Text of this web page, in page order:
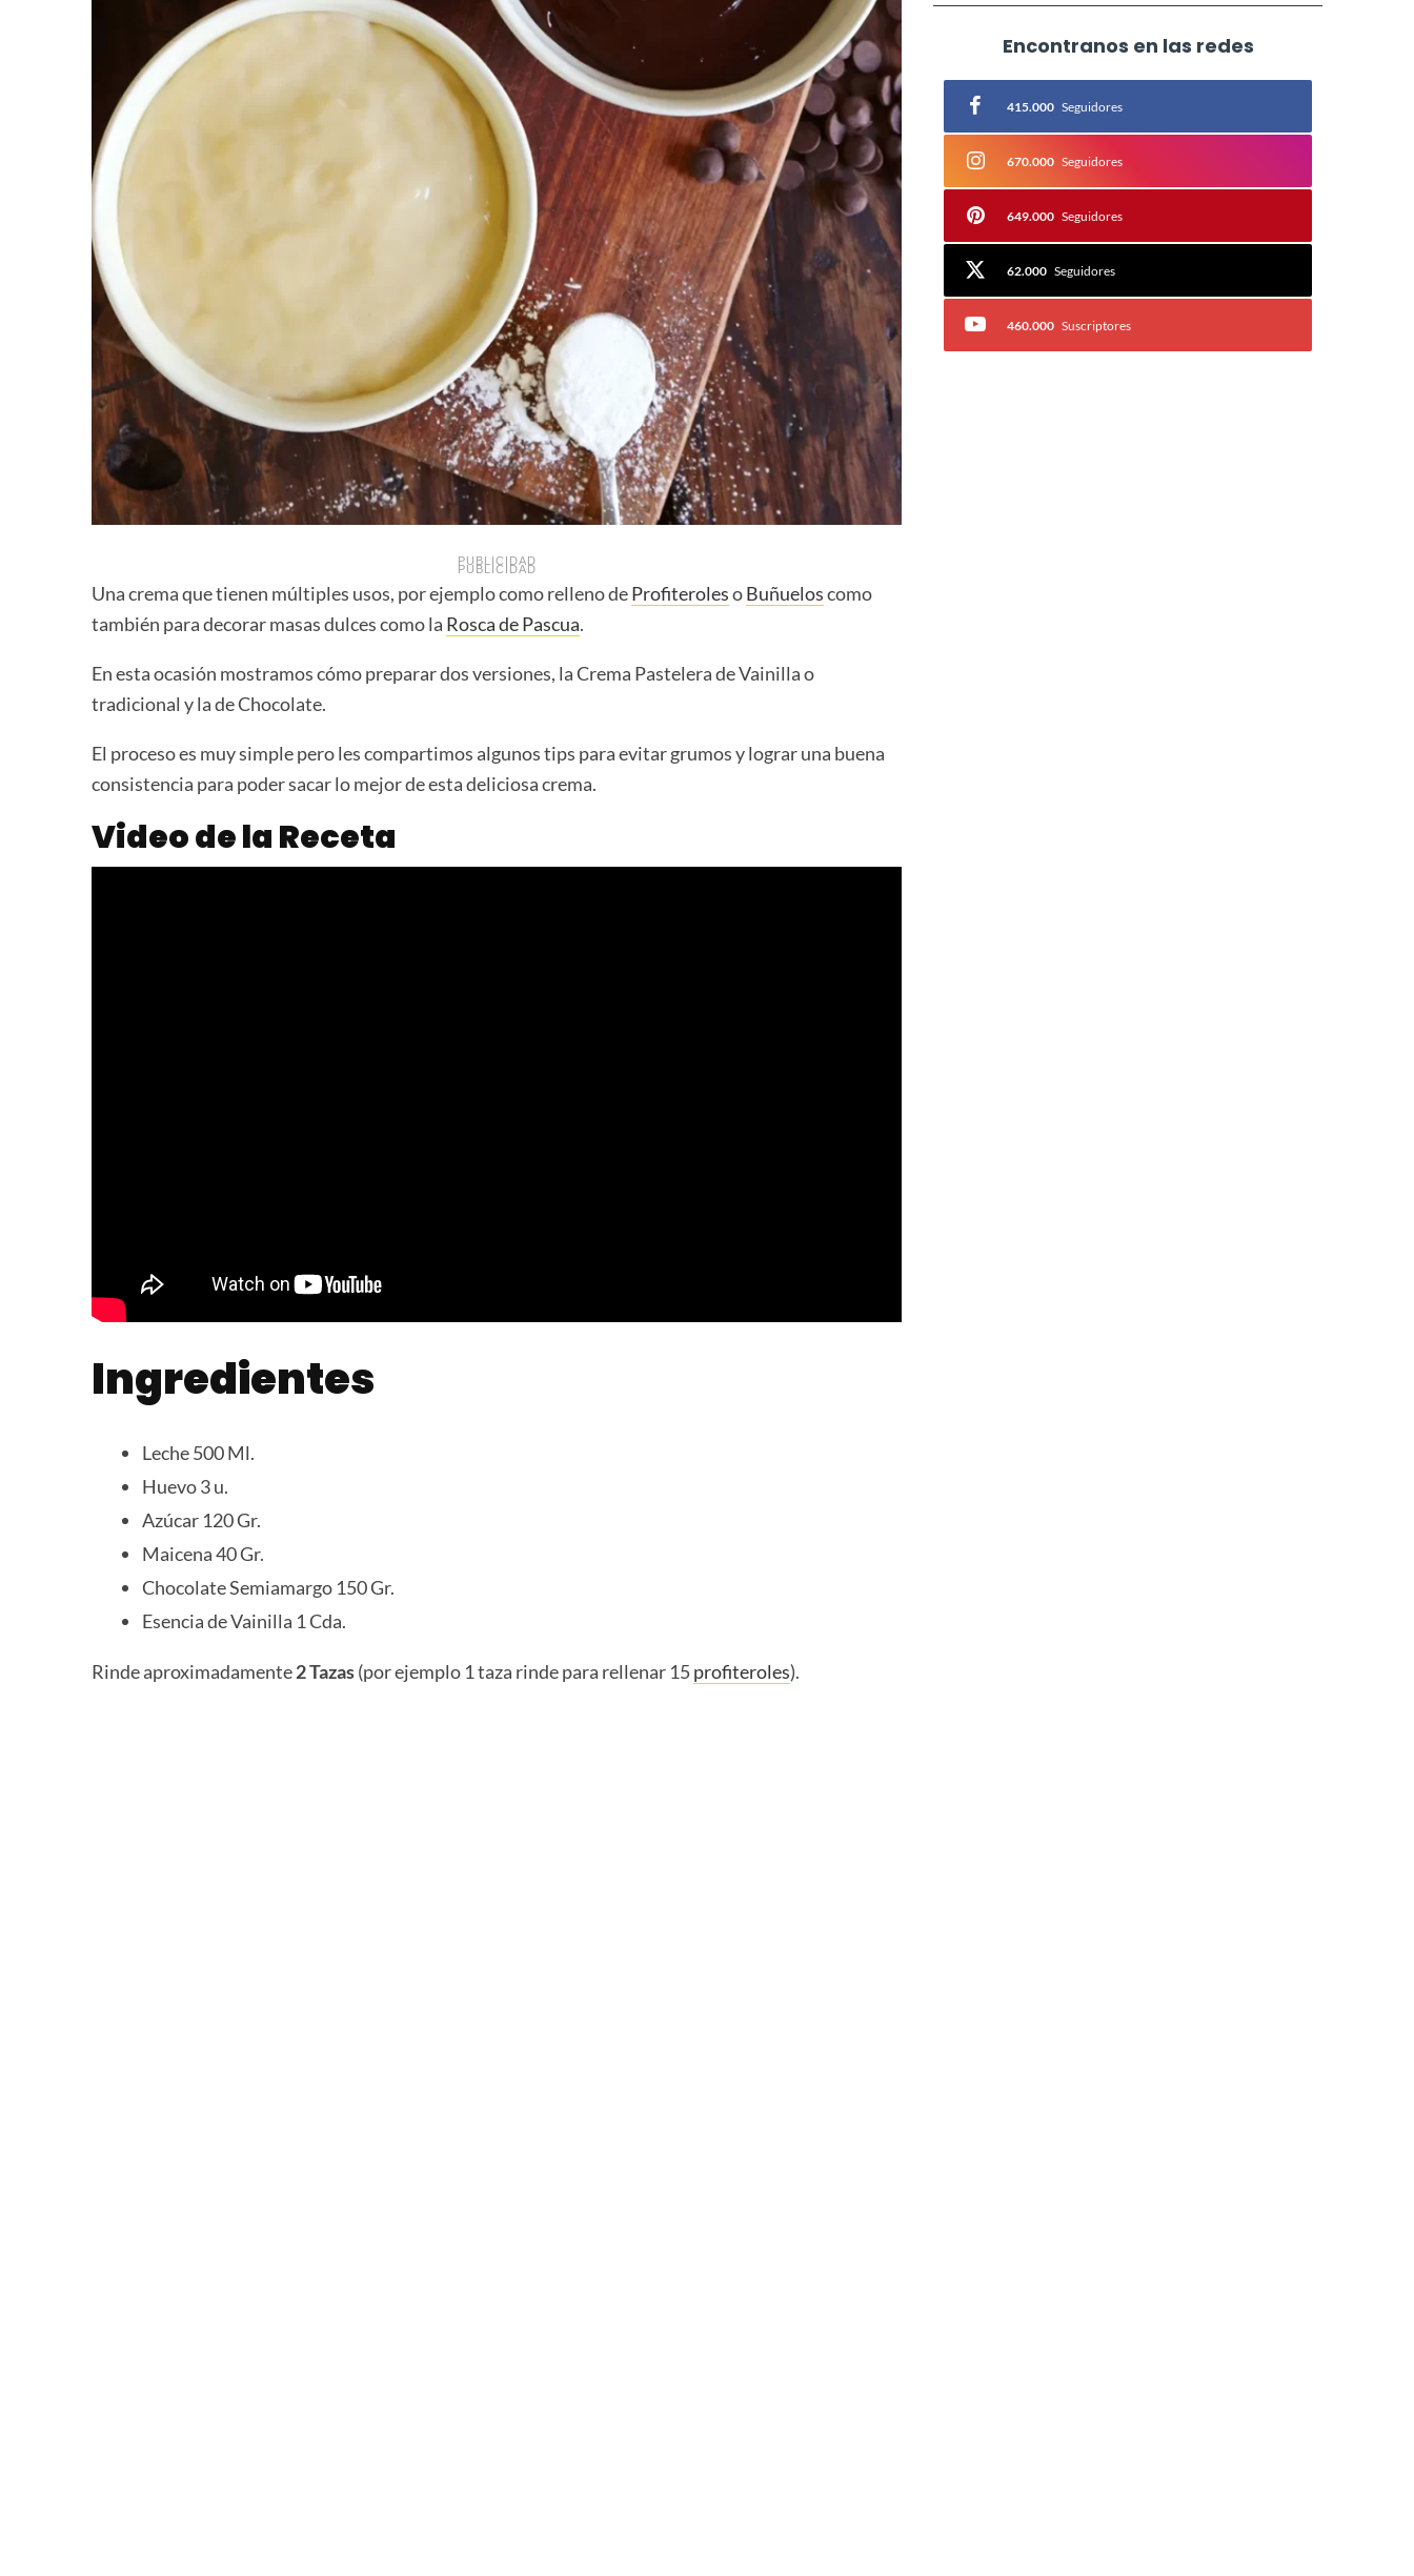
PUBLICIDAD
PUBLICIDAD
Una crema que tienen múltiples usos, por ejemplo como relleno deProfiterolesoBuñueloscomo
también para decorar masas dulces como la Rosca de Pascua.
En esta ocasión mostramos cómo preparar dos versiones, la Crema Pastelera de Vainilla o
tradicional y la de Chocolate.
El proceso es muy simple pero les compartimos algunos tips para evitar grumos y lograr una buena
consistencia para poder sacar lo mejor de esta deliciosa crema.
Video de la Receta
Ingredientes
Leche 500 Ml.
Huevo 3 u.
Azúcar 120 Gr.
Maicena 40 Gr.
Chocolate Semiamargo 150 Gr.
Esencia de Vainilla 1 Cda.
Rinde aproximadamente2 Tazas(por ejemplo 1 taza rinde para rellenar 15profiteroles).
Encontranos en las redes
415.000 Seguidores
670.000 Seguidores
649.000 Seguidores
62.000 Seguidores
460.000 Suscriptores